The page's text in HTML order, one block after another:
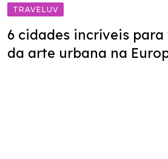
TRAVELUV
6 cidades incríveis
da arte urbana na